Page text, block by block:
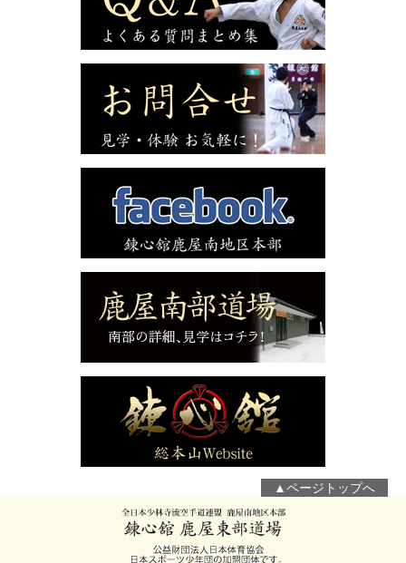
▲ページトップへ